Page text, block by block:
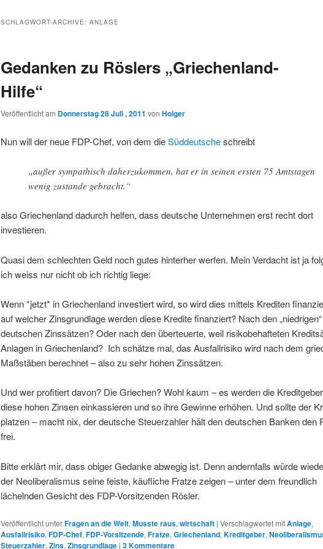
wechseln
SCHLAGWORT-ARCHIVE: ANLAGE
Gedanken zu Röslers „Griechenland-
Hilfe“
Veröffentlicht am Donnerstag 28 Juli , 2011 von Holger
Nun will der neue FDP-Chef, von dem dieSüddeutscheschreibt
„außer sympathisch daherzukommen, hat er in seinen ersten 75 Amtstagen
wenig zustande gebracht.“
also Griechenland dadurch helfen, dass deutsche Unternehmen erst recht dort
investieren.
Quasi dem schlechten Geld noch gutes hinterher werfen. Mein Verdacht ist ja
ich weiss nur nicht ob ich richtig liege:
Wenn *jetzt* in Griechenland investiert wird, so wird dies mittels Krediten
auf welcher Zinsgrundlage werden diese Kredite finanziert? Nach den „niedrigen“
deutschen Zinssätzen? Oder nach den überteuerte, weil risikobehafteten
Anlagen in Griechenland? Ich schätze mal, das Ausfallrisiko wird nach dem
Maßstäben berechnet – also zu sehr hohen Zinssätzen.
Und wer profitiert davon? Die Griechen? Wohl kaum – es werden die
diese hohen Zinsen einkassieren und so ihre Gewinne erhöhen. Und sollte der
platzen – macht nix, der deutsche Steuerzahler hält den deutschen Banken den
frei.
Bitte erklärt mir, dass obiger Gedanke abwegig ist. Denn andernfalls würde
der Neoliberalismus seine feiste, käufliche Fratze zeigen – unter dem freundlich
lächelnden Gesicht des FDP-Vorsitzenden Rösler.
Veröffentlicht unterFragen an die Welt, Musste raus, wirtschaft | Verschlagwortet mitAnlage,
Ausfallrisiko, FDP-Chef, FDP-Vorsitzende, Fratze, Griechenland, Kreditgeber,
Steuerzahler, Zins, Zinsgrundlage | 3Kommentare